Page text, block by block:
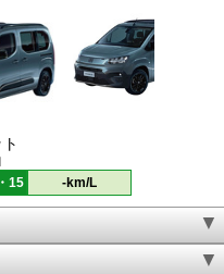
15 -km/L